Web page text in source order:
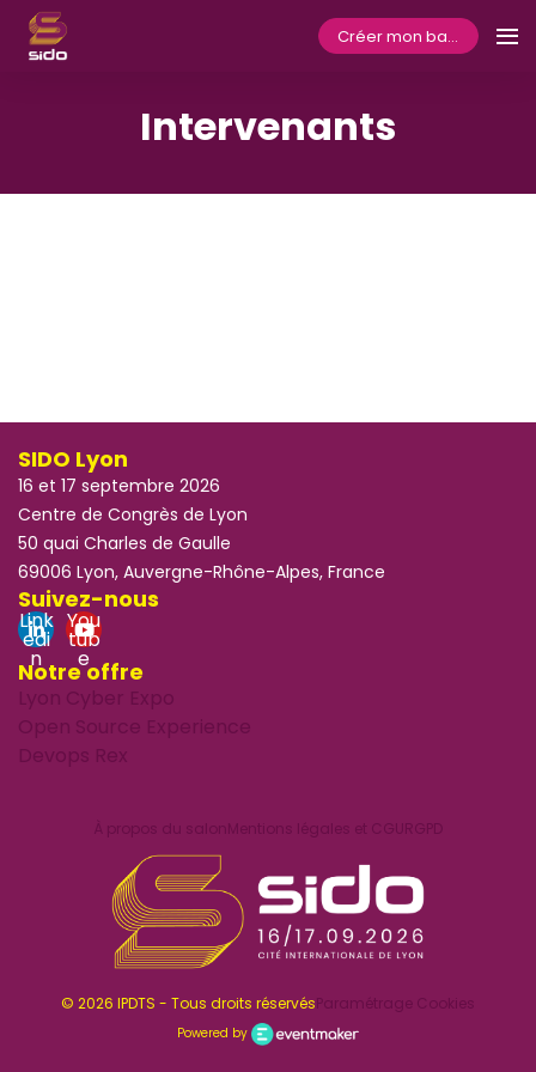
Créer mon badge
Intervenants
SIDO Lyon
16 et 17 septembre 2026
Centre de Congrès de Lyon
50 quai Charles de Gaulle
69006 Lyon, Auvergne-Rhône-Alpes, France
Suivez-nous
Link
edi
n
You
tub
e
Notre offre
Lyon Cyber Expo
Open Source Experience
Devops Rex
À propos du salonMentions légales et CGURGPD
© 2026 IPDTS - Tous droits réservésParamétrage Cookies
Powered by